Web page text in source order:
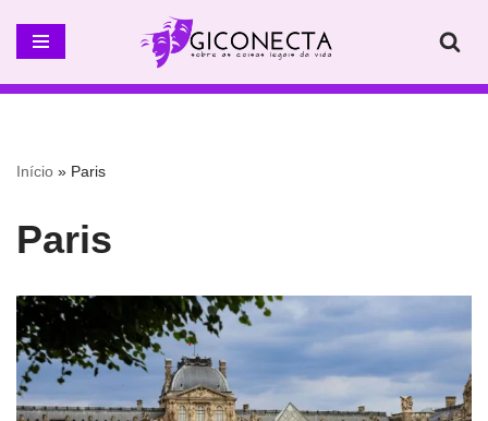
Pular
para
Início » Paris
Paris